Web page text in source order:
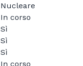
Nucleare
In corso
Sì
Sì
Sì
In corso